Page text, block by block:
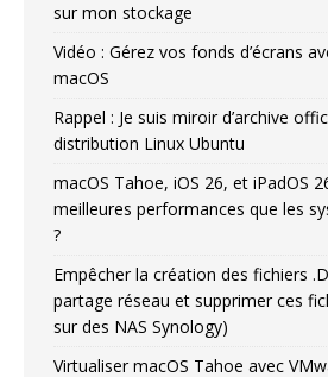
sur mon stockage
Vidéo : Gérez vos fonds d’écrans
macOS
Rappel : Je suis miroir d’archive
distribution Linux Ubuntu
macOS Tahoe, iOS 26, et iPadOS
meilleures performances que les
?
Empêcher la création des fichiers
partage réseau et supprimer ces
sur des NAS Synology)
Virtualiser macOS Tahoe avec